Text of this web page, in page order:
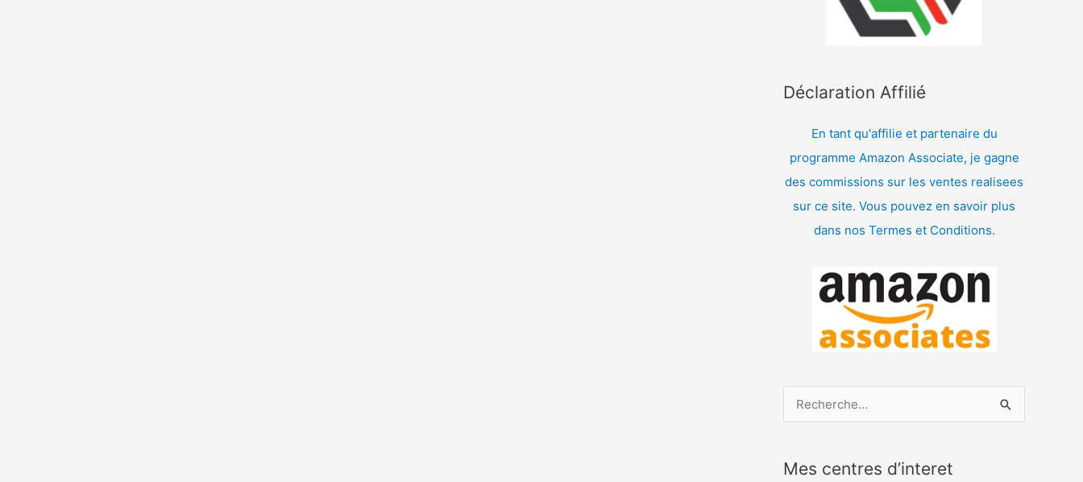
Déclaration Affilié
En tant qu'affilie et partenaire du
programme Amazon Associate, je gagne
des commissions sur les ventes realisees
sur ce site. Vous pouvez en savoir plus
dans nos Termes et Conditions.
Mes centres d’interet